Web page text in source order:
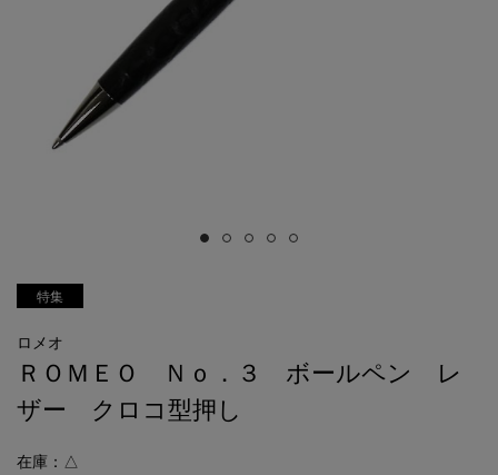
特集
ロメオ
ＲＯＭＥＯ Ｎｏ．３ ボールペン レ
ザー クロコ型押し
在庫：△